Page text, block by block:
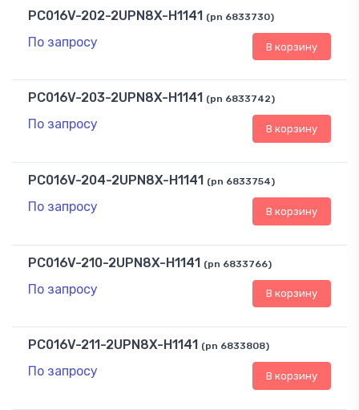
PC016V-202-2UPN8X-H1141 (pn 6833730)
По запросу В корзину
PC016V-203-2UPN8X-H1141 (pn 6833742)
По запросу В корзину
PC016V-204-2UPN8X-H1141 (pn 6833754)
По запросу В корзину
PC016V-210-2UPN8X-H1141 (pn 6833766)
По запросу В корзину
PC016V-211-2UPN8X-H1141 (pn 6833808)
По запросу В корзину